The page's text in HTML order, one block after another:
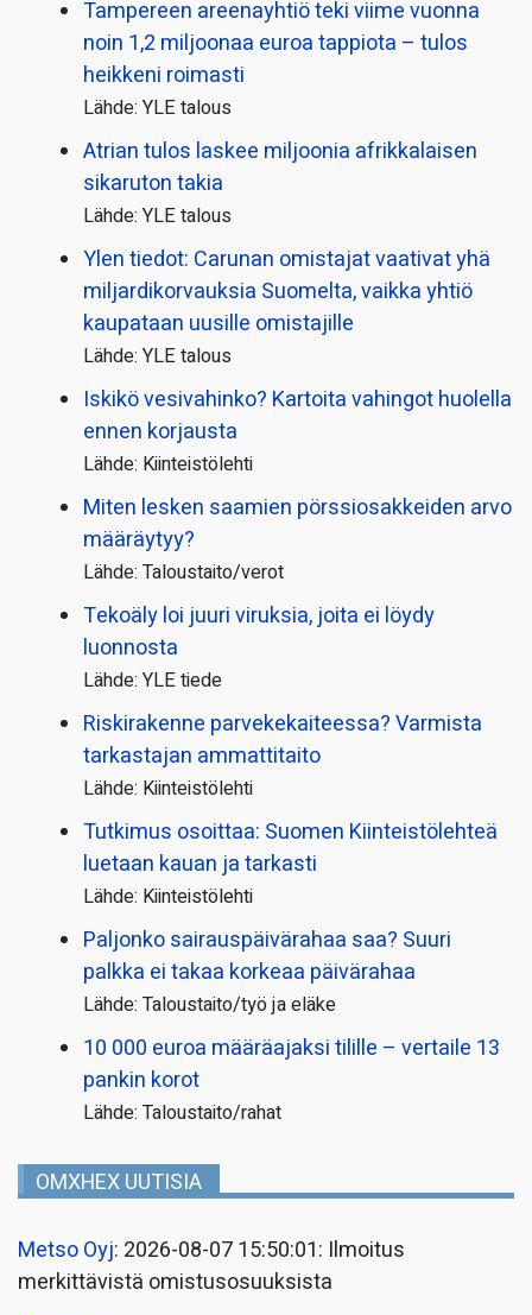
Tampereen areenayhtiö teki viime vuonna
noin 1,2 miljoonaa euroa tappiota – tulos
heikkeni roimasti
Lähde: YLE talous
Atrian tulos laskee miljoonia afrikkalaisen
sikaruton takia
Lähde: YLE talous
Ylen tiedot: Carunan omistajat vaativat yhä
miljardi­korvauksia Suomelta, vaikka yhtiö
kaupataan uusille omistajille
Lähde: YLE talous
Iskikö vesivahinko? Kartoita vahingot huolella
ennen korjausta
Lähde: Kiinteistölehti
Miten lesken saamien pörssi­osakkeiden arvo
määräytyy?
Lähde: Taloustaito/verot
Tekoäly loi juuri viruksia, joita ei löydy
luonnosta
Lähde: YLE tiede
Riskirakenne parvekekaiteessa? Varmista
tarkastajan ammattitaito
Lähde: Kiinteistölehti
Tutkimus osoittaa: Suomen Kiinteistölehteä
luetaan kauan ja tarkasti
Lähde: Kiinteistölehti
Paljonko sairauspäivä­rahaa saa? Suuri
palkka ei takaa korkeaa päivärahaa
Lähde: Taloustaito/työ ja eläke
10 000 euroa määräajaksi tilille – vertaile 13
pankin korot
Lähde: Taloustaito/rahat
OMXHEX UUTISIA
Metso Oyj: 2026-08-07 15:50:01: Ilmoitus
merkittävistä omistusosuuksista